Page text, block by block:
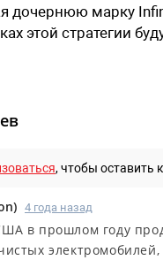
дочернюю марку
этой стратегии
, чтобы оставить
) 4 года назад
в прошлом году